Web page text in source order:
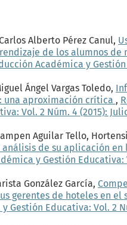
Alberto Pérez Canul,
de los alumnos de
Académica y
Ángel Vargas Toledo,
una aproximación crítica ,
Vol. 2 Núm. 4 (2015):
Aguilar Tello,
de su aplicación en
y Gestión Educativa:
González García,
gerentes de hoteles en el
Educativa: Vol. 2